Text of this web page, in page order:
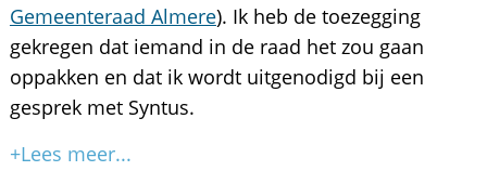
Gemeenteraad Almere). Ik heb de toezegging
gekregen dat iemand in de raad het zou gaan
oppakken en dat ik wordt uitgenodigd bij een
gesprek met Syntus.
+Lees meer...